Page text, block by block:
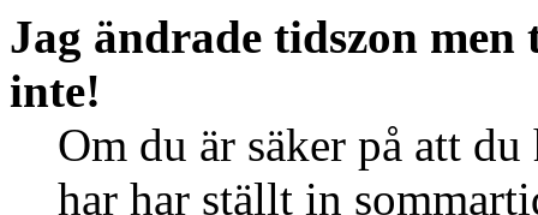
Jag ändrade tidszon
inte!
Om du är säker på att
har har ställt in